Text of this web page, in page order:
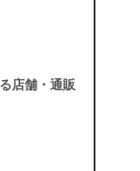
店舗・通販